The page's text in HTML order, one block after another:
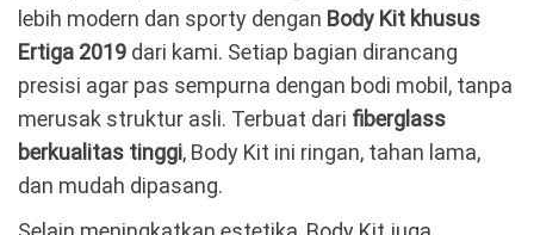
lebih modern dan sporty dengan Body Kit khusus
Ertiga 2019 dari kami. Setiap bagian dirancang
presisi agar pas sempurna dengan bodi mobil, tanpa
merusak struktur asli. Terbuat dari fiberglass
berkualitas tinggi, Body Kit ini ringan, tahan lama,
dan mudah dipasang.